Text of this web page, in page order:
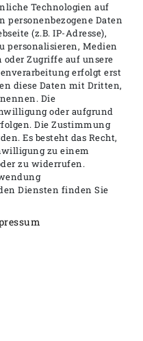
ich dieDaten­
habe.*
Technologien auf
personenbezogene Daten
(z.B. IP-Adresse),
personalisieren, Medien
Zugriffe auf unsere
erfolgt erst
diese Daten mit Dritten,
Die
oder aufgrund
Die Zustimmung
Es besteht das Recht,
zu einem
zu widerrufen.
Diensten finden Sie